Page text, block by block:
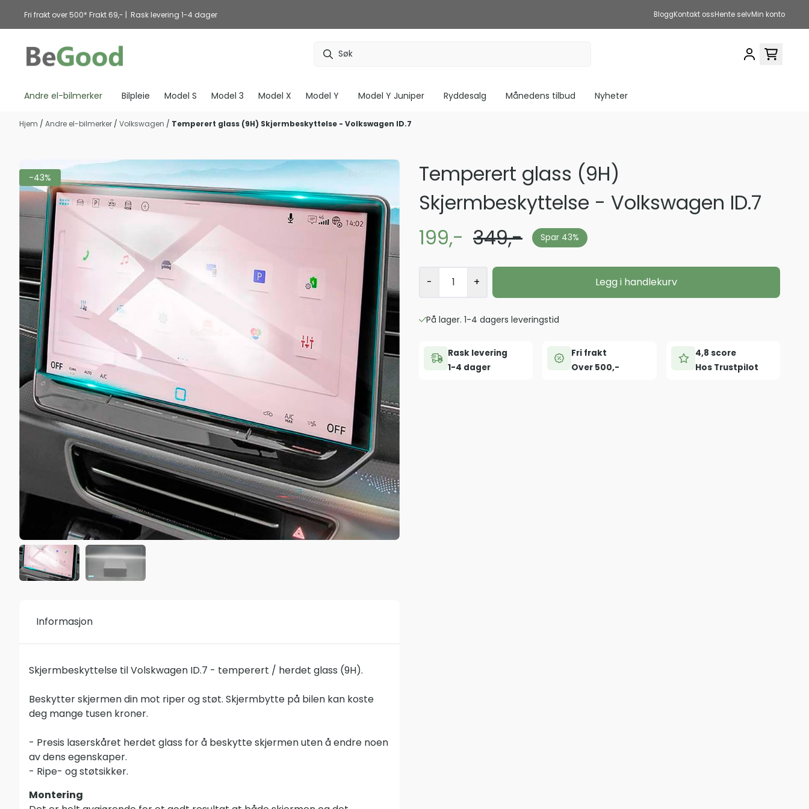
Hopp til innhold
Fri frakt over 500* Frakt 69,- | Rask levering 1-4 dager BloggKontakt ossHente selvMin konto
Andre el-bilmerker Bilpleie Model S Model 3 Model X Model Y Model Y Juniper Ryddesalg Månedens tilbud Nyheter
Hjem / Andre el-bilmerker / Volkswagen / Temperert glass (9H) Skjermbeskyttelse - Volkswagen ID.7
-43%
Temperert glass (9H)
Skjermbeskyttelse - Volkswagen ID.7
199,- 349,- Spar 43%
- + Legg i handlekurv
På lager. 1-4 dagers leveringstid
Rask levering
1-4 dager
Fri frakt
Over 500,-
4,8 score
Hos Trustpilot
Informasjon
Skjermbeskyttelse til Volskwagen ID.7 - temperert / herdet glass (9H).
Beskytter skjermen din mot riper og støt. Skjermbytte på bilen kan koste
deg mange tusen kroner.
- Presis laserskåret herdet glass for å beskytte skjermen uten å endre noen
av dens egenskaper.
- Ripe- og støtsikker.
Montering